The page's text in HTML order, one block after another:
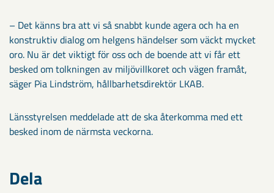
– Det känns bra att vi så snabbt kunde agera och ha en
konstruktiv dialog om helgens händelser som väckt mycket
oro. Nu är det viktigt för oss och de boende att vi får ett
besked om tolkningen av miljövillkoret och vägen framåt,
säger Pia Lindström, hållbarhetsdirektör LKAB.
Länsstyrelsen meddelade att de ska återkomma med ett
besked inom de närmsta veckorna.
Dela